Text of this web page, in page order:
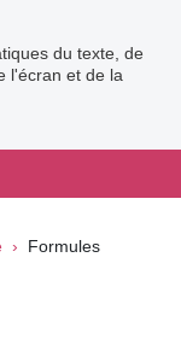
du texte, de
l'écran et de la
Formules